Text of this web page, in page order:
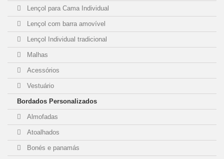
Lençol para Cama Individual
Lençol com barra amovível
Lençol Individual tradicional
Malhas
Acessórios
Vestuário
Bordados Personalizados
Almofadas
Atoalhados
Bonés e panamás